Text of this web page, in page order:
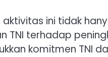
aktivitas ini tidak
TNI terhadap
komitmen TNI